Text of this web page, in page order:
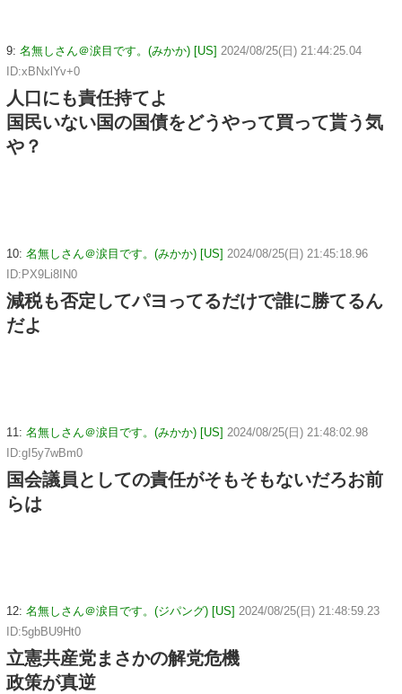
9: 名無しさん＠涙目です。(みかか) [US] 2024/08/25(日) 21:44:25.04
ID:xBNxlYv+0
人口にも責任持てよ
国民いない国の国債をどうやって買って貰う気
や？
10: 名無しさん＠涙目です。(みかか) [US] 2024/08/25(日) 21:45:18.96
ID:PX9Li8IN0
減税も否定してパヨってるだけで誰に勝てるん
だよ
11: 名無しさん＠涙目です。(みかか) [US] 2024/08/25(日) 21:48:02.98
ID:gI5y7wBm0
国会議員としての責任がそもそもないだろお前
らは
12: 名無しさん＠涙目です。(ジパング) [US] 2024/08/25(日) 21:48:59.23
ID:5gbBU9Ht0
立憲共産党まさかの解党危機
政策が真逆